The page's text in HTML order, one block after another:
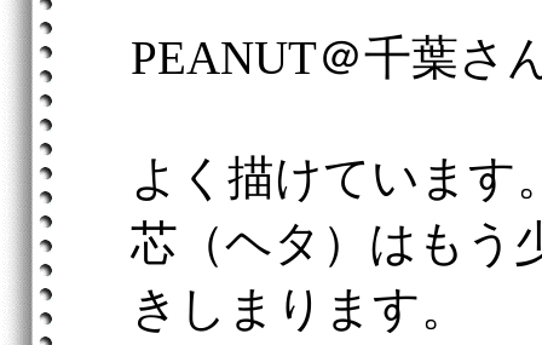
PEANUT＠千葉さ
よく描けています
芯（ヘタ）はもう
きしまります。